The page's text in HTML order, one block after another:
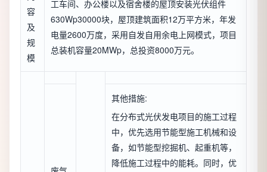
容
及
规
模
工车间、办公楼以及宿舍楼的屋顶安装光伏组件
630Wp30000块，屋顶建筑面积12万平方米，年发
电量2600万度，采用自发自用余电上网模式，项目
总装机容量20MWp，总投资8000万元。
其他措施:
在分布式光伏发电项目的施工过程
中，优先选用节能型施工机械和设
备，如节能型挖掘机、起重机等，
降低施工过程中的能耗。同时，优